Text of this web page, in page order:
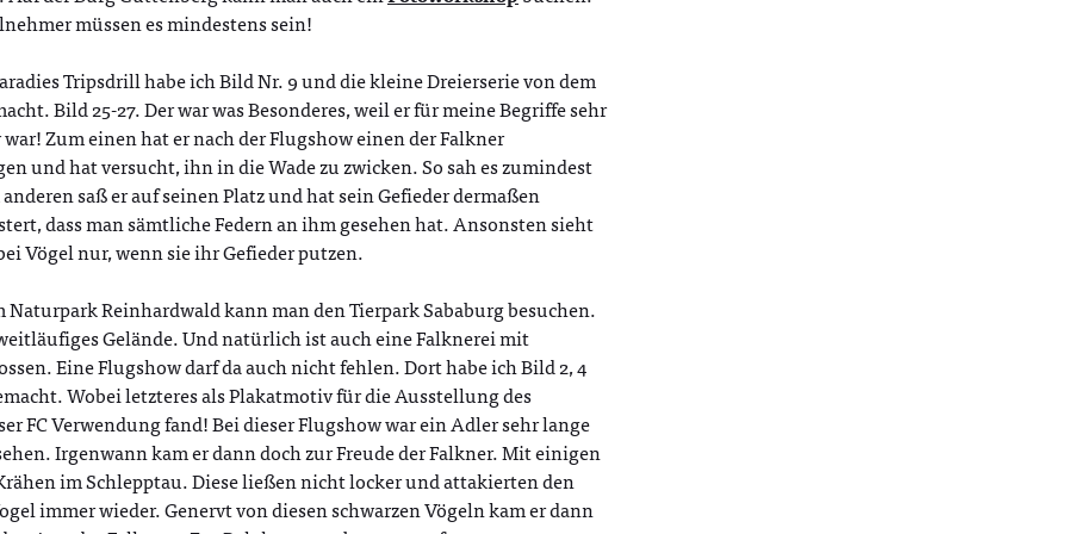
müssen es mindestens sein!
Tripsdrill habe ich Bild Nr. 9 und die kleine Dreierserie von dem
Bild 25-27. Der war was Besonderes, weil er für meine Begriffe sehr
Zum einen hat er nach der Flugshow einen der Falkner
und hat versucht, ihn in die Wade zu zwicken. So sah es zumindest
saß er auf seinen Platz und hat sein Gefieder dermaßen
dass man sämtliche Federn an ihm gesehen hat. Ansonsten sieht
Vögel nur, wenn sie ihr Gefieder putzen.
Reinhardwald kann man den Tierpark Sababurg besuchen.
Gelände. Und natürlich ist auch eine Falknerei mit
Eine Flugshow darf da auch nicht fehlen. Dort habe ich Bild 2, 4
Wobei letzteres als Plakatmotiv für die Ausstellung des
FC Verwendung fand! Bei dieser Flugshow war ein Adler sehr lange
Irgenwann kam er dann doch zur Freude der Falkner. Mit einigen
im Schlepptau. Diese ließen nicht locker und attakierten den
immer wieder. Genervt von diesen schwarzen Vögeln kam er dann